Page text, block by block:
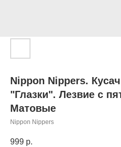
Nippon Nippers.
"Глазки". Лезвие с
Матовые
Nippon Nippers
999 р.